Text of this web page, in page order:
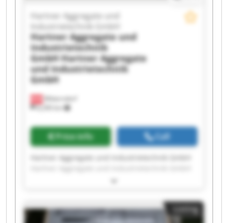
Mitterndorf
8,290 km
Hartner Aggregate und
Industrietechnik GmbH
Hartner Aggregate und
Industrietechnik
GmbHHartner Aggregate
und Industrietechnik
GmbH
Price info Call
Hartner Aggregate und Industrietechnik GmbH
Hartner Aggregate und Industrietechnik GmbH
Hartner Aggregate und Industrietechnik GmbH
Hartner Aggregate und Industrietechnik GmbH
Listing